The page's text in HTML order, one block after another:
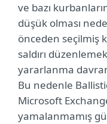
ve bazı
düşük olması
önceden seçilmiş
saldırı
yararlanma
Bu nedenle
Microsoft
yamalanmamış